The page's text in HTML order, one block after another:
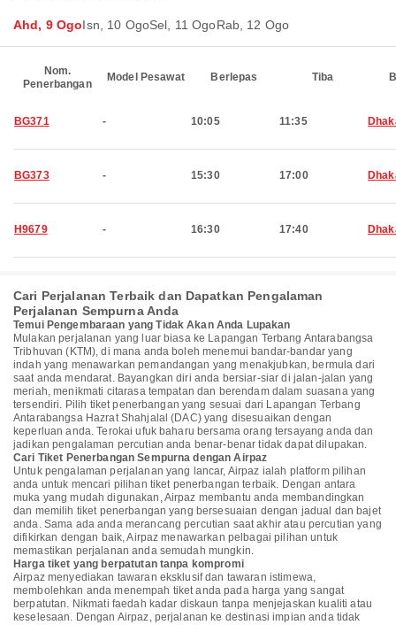
Ahd, 9 OgoIsn, 10 OgoSel, 11 OgoRab, 12 Ogo
Nom.
Penerbangan
Model Pesawat Berlepas Tiba
BG371 - 10:05 11:35
BG373 - 15:30 17:00
H9679 - 16:30 17:40
Cari Perjalanan Terbaik dan Dapatkan Pengalaman
Perjalanan Sempurna Anda
Temui Pengembaraan yang Tidak Akan Anda Lupakan
Mulakan perjalanan yang luar biasa ke Lapangan Terbang Antarabangsa
Tribhuvan (KTM), di mana anda boleh menemui bandar-bandar yang
indah yang menawarkan pemandangan yang menakjubkan, bermula dari
saat anda mendarat. Bayangkan diri anda bersiar-siar di jalan-jalan yang
meriah, menikmati citarasa tempatan dan berendam dalam suasana yang
tersendiri. Pilih tiket penerbangan yang sesuai dari Lapangan Terbang
Antarabangsa Hazrat Shahjalal (DAC) yang disesuaikan dengan
keperluan anda. Terokai ufuk baharu bersama orang tersayang anda dan
jadikan pengalaman percutian anda benar-benar tidak dapat dilupakan.
Cari Tiket Penerbangan Sempurna dengan Airpaz
Untuk pengalaman perjalanan yang lancar, Airpaz ialah platform pilihan
anda untuk mencari pilihan tiket penerbangan terbaik. Dengan antara
muka yang mudah digunakan, Airpaz membantu anda membandingkan
dan memilih tiket penerbangan yang bersesuaian dengan jadual dan bajet
anda. Sama ada anda merancang percutian saat akhir atau percutian yang
difikirkan dengan baik, Airpaz menawarkan pelbagai pilihan untuk
memastikan perjalanan anda semudah mungkin.
Harga tiket yang berpatutan tanpa kompromi
Airpaz menyediakan tawaran eksklusif dan tawaran istimewa,
membolehkan anda menempah tiket anda pada harga yang sangat
berpatutan. Nikmati faedah kadar diskaun tanpa menjejaskan kualiti atau
keselesaan. Dengan Airpaz, perjalanan ke destinasi impian anda tidak